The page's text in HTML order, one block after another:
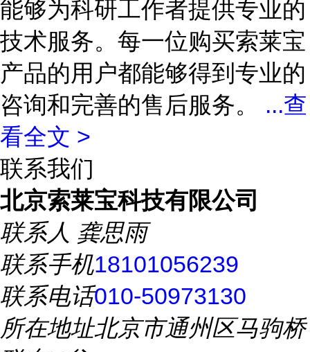
能够为科研工作者提供专业的
技术服务。每一位购买索莱宝
产品的用户都能够得到专业的
咨询和完善的售后服务。 ...查
看全文 >
联系我们
北京索莱宝科技有限公司
联系人 龚思雨
联系手机18101056239
联系电话010-50973130
所在地址北京市通州区马驹桥